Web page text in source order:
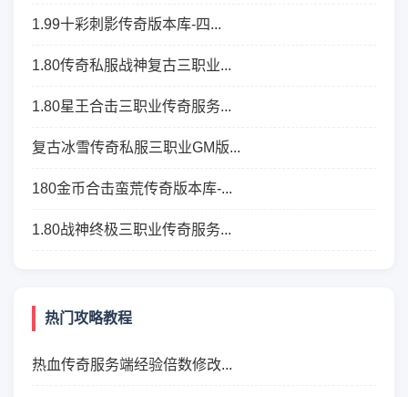
1.99十彩刺影传奇版本库-四...
1.80传奇私服战神复古三职业...
1.80星王合击三职业传奇服务...
复古冰雪传奇私服三职业GM版...
180金币合击蛮荒传奇版本库-...
1.80战神终极三职业传奇服务...
热门攻略教程
热血传奇服务端经验倍数修改...